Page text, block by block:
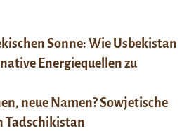
Sonne: Wie Usbekistan
Energiequellen zu
neue Namen? Sowjetische
Tadschikistan